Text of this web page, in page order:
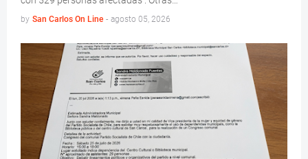
by San Carlos On Line - agosto 05, 2026